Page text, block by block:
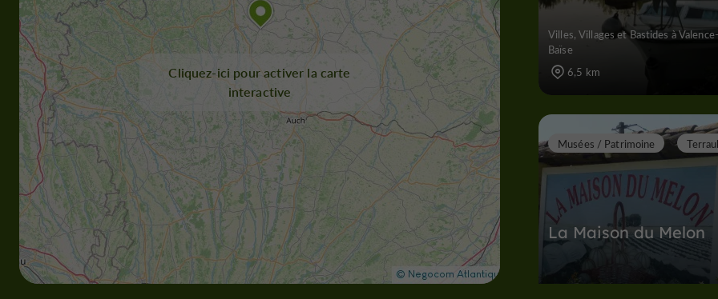
Cliquez-ici pour activer la carte
interactive
Villes, Villages et Bastides à
Baïse
6,5 km
La Maison du Melon
Musées / Patrimoine